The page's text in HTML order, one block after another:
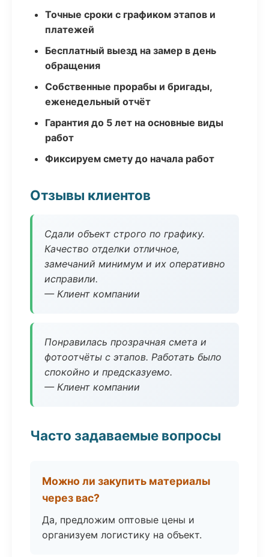
Точные сроки с графиком этапов и
платежей
Бесплатный выезд на замер в день
обращения
Собственные прорабы и бригады,
еженедельный отчёт
Гарантия до 5 лет на основные виды
работ
Фиксируем смету до начала работ
Отзывы клиентов
Сдали объект строго по графику.
Качество отделки отличное,
замечаний минимум и их оперативно
исправили.
— Клиент компании
Понравилась прозрачная смета и
фотоотчёты с этапов. Работать было
спокойно и предсказуемо.
— Клиент компании
Часто задаваемые вопросы
Можно ли закупить материалы
через вас?
Да, предложим оптовые цены и
организуем логистику на объект.